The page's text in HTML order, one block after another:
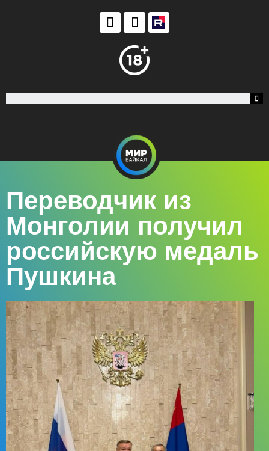
Переводчик из
Монголии получил
российскую медаль
Пушкина